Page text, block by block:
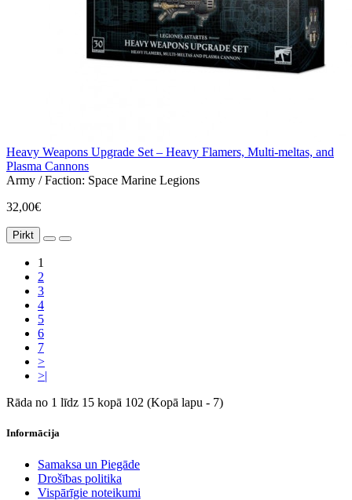
Heavy Weapons Upgrade Set – Heavy Flamers, Multi-meltas, and
Plasma Cannons
Army / Faction: Space Marine Legions
32,00€
Pirkt
1
2
3
4
5
6
7
>
>|
Rāda no 1 līdz 15 kopā 102 (Kopā lapu - 7)
Informācija
Samaksa un Piegāde
Drošības politika
Vispārīgie noteikumi